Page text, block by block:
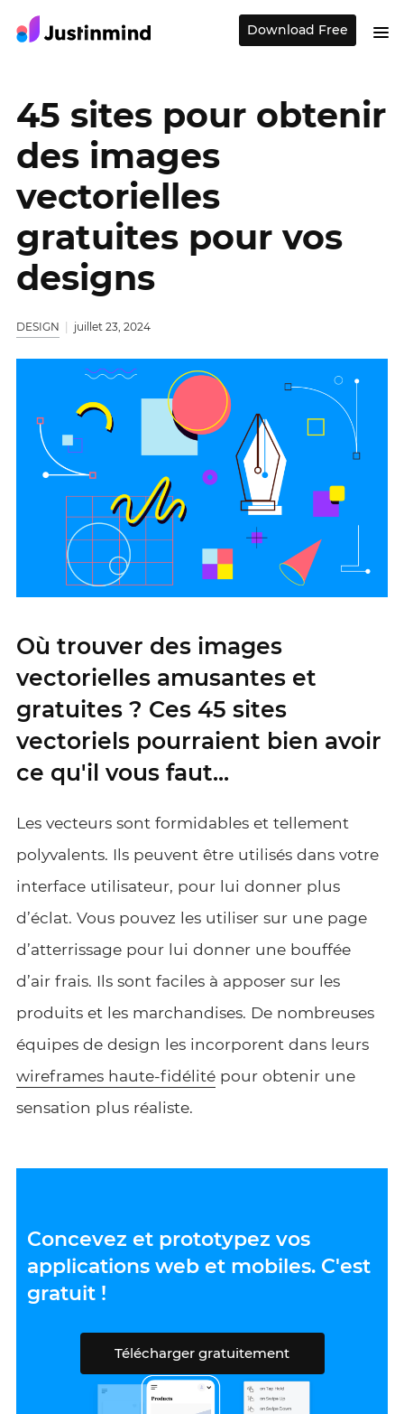
Download Free
45 sites pour obtenir
des images
vectorielles
gratuites pour vos
designs
DESIGN juillet 23, 2024
Où trouver des images
vectorielles amusantes et
gratuites ? Ces 45 sites
vectoriels pourraient bien avoir
ce qu'il vous faut...
Les vecteurs sont formidables et tellement
polyvalents. Ils peuvent être utilisés dans votre
interface utilisateur, pour lui donner plus
d’éclat. Vous pouvez les utiliser sur une page
d’atterrissage pour lui donner une bouffée
d’air frais. Ils sont faciles à apposer sur les
produits et les marchandises. De nombreuses
équipes de design les incorporent dans leurs
wireframes haute-fidélitépour obtenir une
sensation plus réaliste.
Concevez et prototypez vos
applications web et mobiles. C'est
gratuit !
Télécharger gratuitement